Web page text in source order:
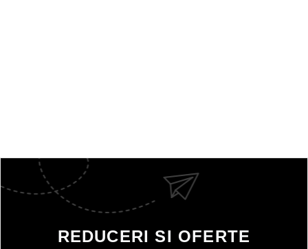
REDUCERI SI OFERTE